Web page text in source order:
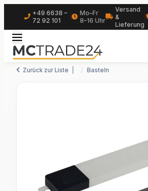
+49 6638 –
72 92 101
Mo–Fr
8–16 Uhr
Versand
&
Lieferung
Zurück zur Liste Basteln